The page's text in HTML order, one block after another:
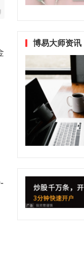
博易大师资讯